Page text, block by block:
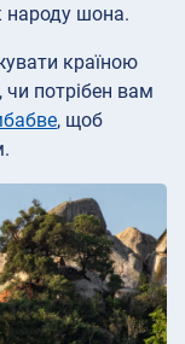
народу шона.
країною
чи потрібен вам
, щоб